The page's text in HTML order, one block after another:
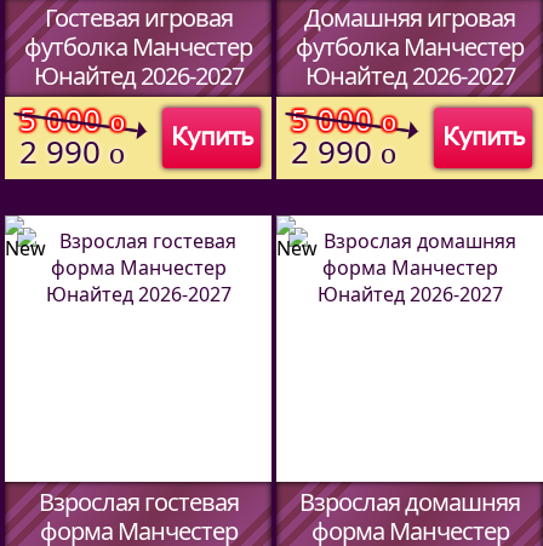
Гостевая игровая
футболка Манчестер
Юнайтед 2026-2027
(Код:4560701
Купить
5 000o
2 990 o
Домашняя игровая
футболка Манчестер
Юнайтед 2026-2027
(Код:4560701
Купить
5 000o
2 990 o
Взрослая гостевая
форма Манчестер
Взрослая домашняя
форма Манчестер